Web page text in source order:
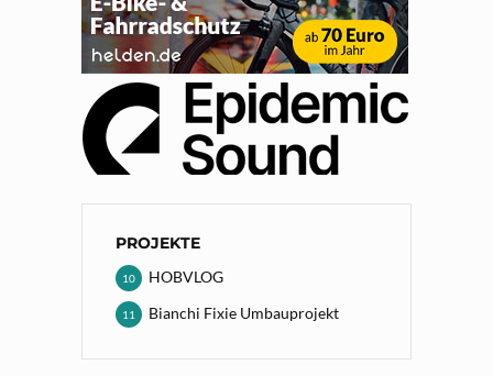
PROJEKTE
HOBVLOG
10
Bianchi Fixie Umbauprojekt
11